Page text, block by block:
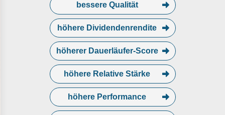
bessere Qualität
höhere Dividendenrendite
höherer Dauerläufer-Score
höhere Relative Stärke
höhere Performance